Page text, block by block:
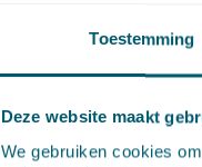
Toestemming
Deze website maakt
We gebruiken cookies